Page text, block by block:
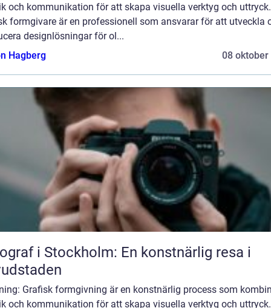
och kommunikation för att skapa visuella verktyg och
formgivare är en professionell som ansvarar för att utveckla
designlösningar för ol...
Hagberg
08 oktober
i Stockholm: En konstnärlig resa i
Grafisk formgivning är en konstnärlig process som
och kommunikation för att skapa visuella verktyg och